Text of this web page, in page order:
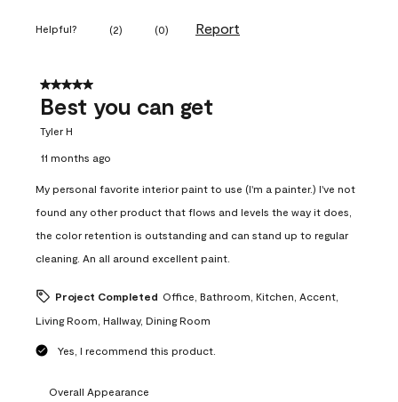
Helpful? (2) (0) Report
5 out of 5 stars.
Best you can get
Tyler H
11 months ago
My personal favorite interior paint to use (I'm a painter.) I've not
found any other product that flows and levels the way it does,
the color retention is outstanding and can stand up to regular
cleaning. An all around excellent paint.
Project Completed Office, Bathroom, Kitchen, Accent,
Living Room, Hallway, Dining Room
Yes, I recommend this product.
Overall Appearance